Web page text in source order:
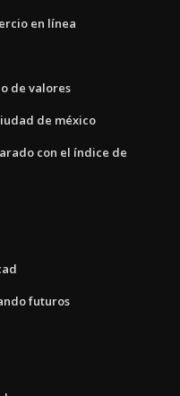
en línea
de valores
de méxico
con el índice de
futuros